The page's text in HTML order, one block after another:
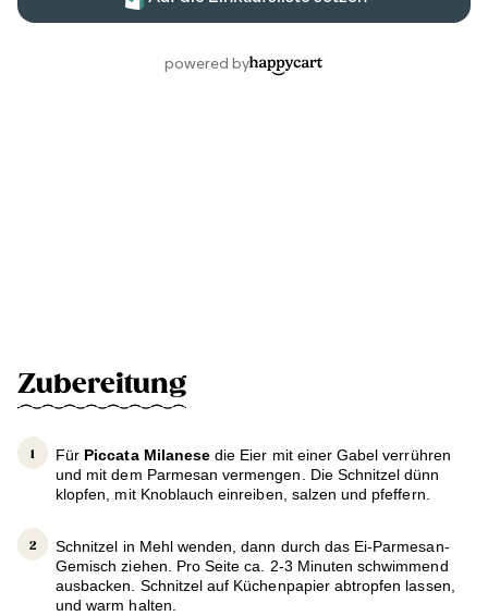
Zubereitung
Für Piccata Milanese die Eier mit einer Gabel verrühren
und mit dem Parmesan vermengen. Die Schnitzel dünn
klopfen, mit Knoblauch einreiben, salzen und pfeffern.
Schnitzel in Mehl wenden, dann durch das Ei-Parmesan-
Gemisch ziehen. Pro Seite ca. 2-3 Minuten schwimmend
ausbacken. Schnitzel auf Küchenpapier abtropfen lassen,
und warm halten.